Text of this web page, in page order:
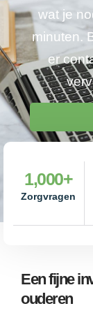
wat je
minuten.
er
Zorgvragen
1,000+
Een fijne
ouderen